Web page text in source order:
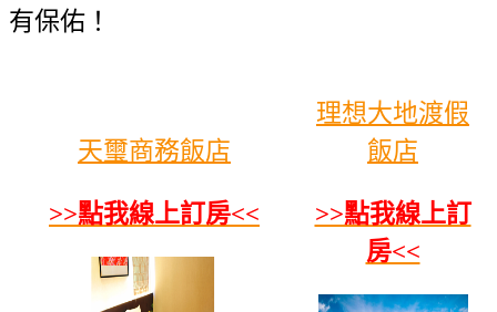
有保佑！
天璽商務飯店
>>點我線上訂房<<
理想大地渡假
飯店
>>點我線上訂
房<<